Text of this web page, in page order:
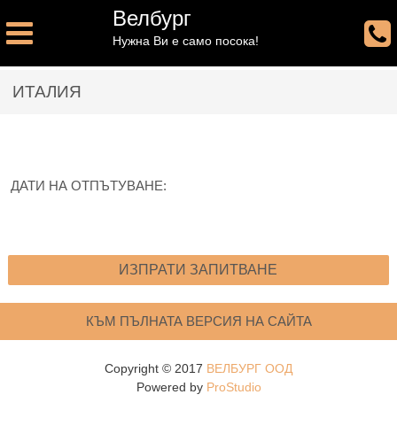
Велбург
Нужна Ви е само посока!
ИТАЛИЯ
ДАТИ НА ОТПЪТУВАНЕ:
ИЗПРАТИ ЗАПИТВАНЕ
КЪМ ПЪЛНАТА ВЕРСИЯ НА САЙТА
Copyright © 2017 ВЕЛБУРГ ООД
Powered by ProStudio